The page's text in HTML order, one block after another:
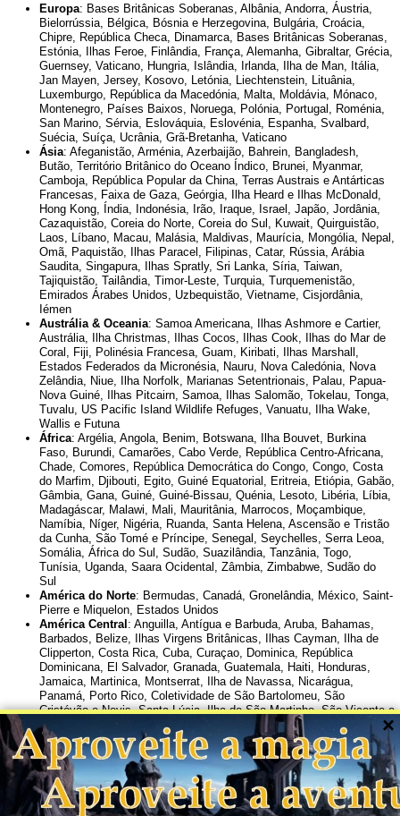
Europa: Bases Britânicas Soberanas ,Albânia ,Andorra ,Áustria
Bielorrússia Bélgica Bósnia e Herzegovina Bulgária ,Croácia
Chipre República Checa Dinamarca Bases Britânicas Soberanas
Estónia Ilhas Feroe Finlândia França ,Alemanha ,Gibraltar,Grécia
Guernsey,Vaticano Hungria Islândia Irlanda Ilha de Man Itália
Jan Mayen ,Jersey, Kosovo Letónia Liechtenstein Lituânia
Luxemburgo República da Macedónia Malta Moldávia Mónaco
Montenegro Países Baixos Noruega Polónia Portugal Roménia
San Marino ,Sérvia Eslováquia Eslovénia Espanha ,Svalbard
Suécia ,Suíça Ucrânia ,Grã-Bretanha ,Vaticano
Ásia:Afeganistão ,Arménia ,Azerbaijão Bahrein Bangladesh
Butão ,Território Britânico do Oceano Índico Brunei Myanmar,
Camboja República Popular da China ,Terras Austrais e Antárticas
Francesas
Faixa de Gaza ,Geórgia Ilha Heard e Ilhas McDonald
Hong Kong Índia Indonésia Irão Iraque Israel ,Japão ,Jordânia
Cazaquistão ,Coreia do Norte ,Coreia do Sul Kuwait ,Quirguistão
Laos
Líbano Macau Malásia Maldivas Maurícia Mongólia Nepal
Omã Paquistão Ilhas Paracel Filipinas ,Catar, Rússia ,Arábia
Saudita ,Singapura Ilhas Spratly,Sri Lanka ,Síria ,Taiwan
Tajiquistão ,Tailândia ,Timor-Leste ,Turquia ,Turquemenistão
Emirados Árabes Unidos
Uzbequistão ,Vietname ,Cisjordânia
Iémen
Austrália & Oceania:Samoa Americana Ilhas Ashmore e Cartier,
Austrália Ilha Christmas Ilhas Cocos Ilhas Cook
Ilhas do Mar de
Coral
Fiji Polinésia Francesa ,Guam Kiribati Ilhas Marshall
Estados Federados da Micronésia Nauru Nova Caledónia Nova
Zelândia Niue Ilha Norfolk Marianas Setentrionais Palau Papua-
Nova Guiné Ilhas Pitcairn ,Samoa Ilhas Salomão ,Tokelau ,Tonga
Tuvalu US Pacific Island Wildlife Refuges ,Vanuatu Ilha Wake
Wallis e Futuna
África:Argélia ,Angola Benim Botswana Ilha Bouvet Burkina
Faso Burundi ,Camarões ,Cabo Verde República Centro-Africana
Chade ,Comores República Democrática do Congo ,Congo ,Costa
do Marfim
Djibouti Egito ,Guiné Equatorial Eritreia Etiópia ,Gabão
Gâmbia ,Gana ,Guiné ,Guiné-Bissau ,Quénia Lesoto Libéria Líbia
Madagáscar, Malawi Mali Mauritânia Marrocos Moçambique
Namíbia Níger, Nigéria Ruanda ,Santa Helena, Ascensão e Tristão
da Cunha ,São Tomé e Príncipe ,Senegal ,Seychelles ,Serra Leoa
Somália ,África do Sul ,Sudão ,Suazilândia ,Tanzânia ,Togo
Tunísia Uganda ,Saara Ocidental ,Zâmbia ,Zimbabwe ,Sudão do
Sul
América do Norte: Bermudas ,Canadá ,Gronelândia México ,Saint-
Pierre e Miquelon Estados Unidos
América Central:Anguilla ,Antígua e Barbuda ,Aruba Bahamas
Barbados
Belize Ilhas Virgens Britânicas Ilhas Cayman Ilha de
Clipperton ,Costa Rica ,Cuba ,Curaçao Dominica República
Dominicana El Salvador,Granada ,Guatemala Haiti Honduras
Jamaica Martinica Montserrat Ilha de Navassa Nicarágua
Panamá Porto Rico ,Coletividade de São Bartolomeu ,São
Cristóvão e Nevis,Santa Lúcia,Ilha de São Martinho,São Vicente e
Granadinas
Trinidad e Tobago Turks e Caicos,Ilhas Virgens
Americanas
América do Sul:Argentina,Bolívia,Brasil ,Chile,Colômbia,
Equador,Guiana Francesa,Guiana, Paraguai,Peru,Suriname,
Uruguai
Venezuela
×